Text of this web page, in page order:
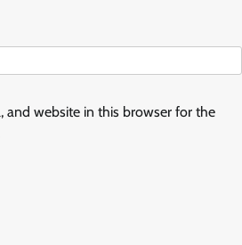
and website in this browser for the